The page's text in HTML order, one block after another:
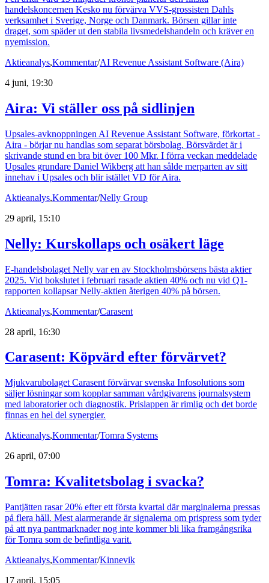
handelskoncernen Kesko nu förvärva VVS-grossisten Dahls
verksamhet i Sverige, Norge och Danmark. Börsen gillar inte
draget, som späder ut den stabila livsmedelshandeln och kräver en
nyemission.
Aktieanalys,Kommentar/AI Revenue Assistant Software (Aira)
4 juni, 19:30
Aira: Vi ställer oss på sidlinjen
Upsales-avknoppningen AI Revenue Assistant Software, förkortat -
Aira - börjar nu handlas som separat börsbolag. Börsvärdet är i
skrivande stund en bra bit över 100 Mkr. I förra veckan meddelade
Upsales grundare Daniel Wikberg att han sålde merparten av sitt
innehav i Upsales och blir istället VD för Aira.
Aktieanalys,Kommentar/Nelly Group
29 april, 15:10
Nelly: Kurskollaps och osäkert läge
E-handelsbolaget Nelly var en av Stockholmsbörsens bästa aktier
2025. Vid bokslutet i februari rasade aktien 40% och nu vid Q1-
rapporten kollapsar Nelly-aktien återigen 40% på börsen.
Aktieanalys,Kommentar/Carasent
28 april, 16:30
Carasent: Köpvärd efter förvärvet?
Mjukvarubolaget Carasent förvärvar svenska Infosolutions som
säljer lösningar som kopplar samman vårdgivarens journalsystem
med laboratorier och diagnostik. Prislappen är rimlig och det borde
finnas en hel del synergier.
Aktieanalys,Kommentar/Tomra Systems
26 april, 07:00
Tomra: Kvalitetsbolag i svacka?
Pantjätten rasar 20% efter ett första kvartal där marginalerna pressas
på flera håll. Mest alarmerande är signalerna om prispress som tyder
på att nya pantmarknader nog inte kommer bli lika framgångsrika
för Tomra som de befintliga varit.
Aktieanalys,Kommentar/Kinnevik
17 april, 15:05